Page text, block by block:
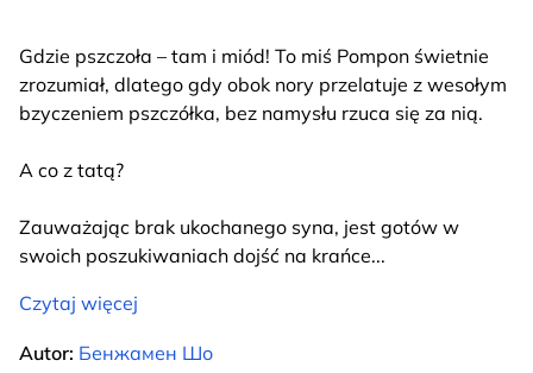
Gdzie pszczoła – tam i miód! To miś Pompon świetnie
zrozumiał, dlatego gdy obok nory przelatuje z wesołym
bzyczeniem pszczółka, bez namysłu rzuca się za nią.
A co z tatą?
Zauważając brak ukochanego syna, jest gotów w
swoich poszukiwaniach dojść na krańce...
Czytaj więcej
Autor: Бенжамен Шо